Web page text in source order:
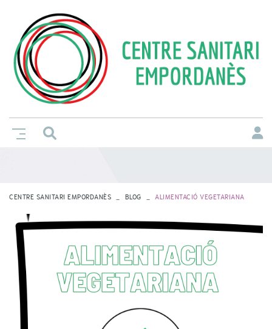
CENTRE SANITARI EMPORDANÈS BLOG ALIMENTACIÓ VEGETARIANA